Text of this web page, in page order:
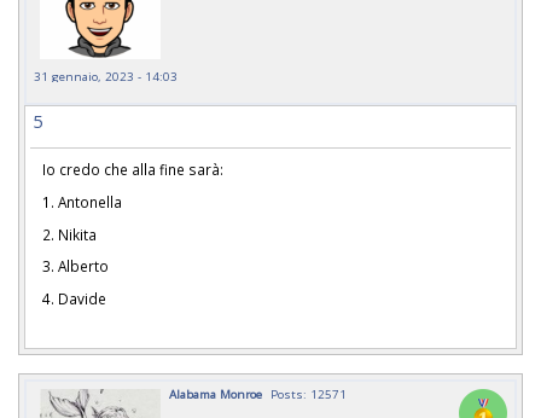
31 gennaio, 2023 - 14:03
5
Io credo che alla fine sarà:
1. Antonella
2. Nikita
3. Alberto
4. Davide
Alabama Monroe Posts: 12571